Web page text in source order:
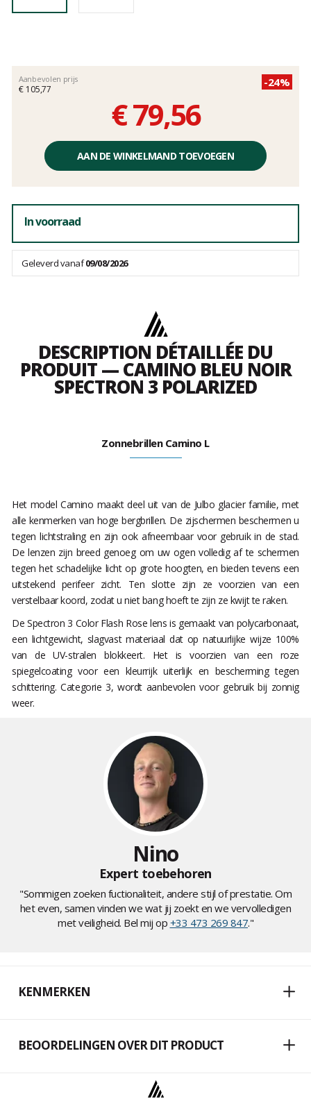
Aanbevolen prijs
€ 105,77
-24%
€ 79,56
Éénheidsprijs,
AAN DE WINKELMAND TOEVOEGEN
In voorraad
Geleverd vanaf09/08/2026
DESCRIPTION DÉTAILLÉE DU
PRODUIT — CAMINO BLEU NOIR
SPECTRON 3 POLARIZED
Zonnebrillen Camino L
Het model Camino maakt deel uit van de Julbo glacier familie, met
alle kenmerken van hoge bergbrillen. De zijschermen beschermen u
tegen lichtstraling en zijn ook afneembaar voor gebruik in de stad.
De lenzen zijn breed genoeg om uw ogen volledig af te schermen
tegen het schadelijke licht op grote hoogten, en bieden tevens een
uitstekend perifeer zicht. Ten slotte zijn ze voorzien van een
verstelbaar koord, zodat u niet bang hoeft te zijn ze kwijt te raken.
De Spectron 3 Color Flash Rose lens is gemaakt van polycarbonaat,
een lichtgewicht, slagvast materiaal dat op natuurlijke wijze 100%
van de UV-stralen blokkeert. Het is voorzien van een roze
spiegelcoating voor een kleurrijk uiterlijk en bescherming tegen
schittering. Categorie 3, wordt aanbevolen voor gebruik bij zonnig
weer.
Nino
Expert toebehoren
"Sommigen zoeken fuctionaliteit, andere stijl of prestatie. Om
het even, samen vinden we wat jij zoekt en we vervolledigen
met veiligheid. Bel mij op +33 473 269 847."
KENMERKEN
BEOORDELINGEN OVER DIT PRODUCT